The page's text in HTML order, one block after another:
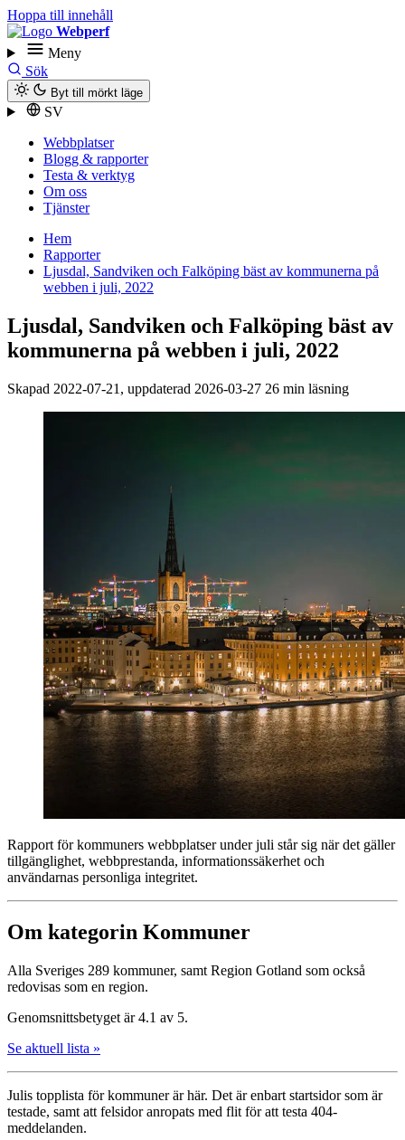
Hoppa till innehåll
Webperf
Meny
Sök
Byt till mörkt läge
SV
Webbplatser
Blogg & rapporter
Testa & verktyg
Om oss
Tjänster
Hem
Rapporter
Ljusdal, Sandviken och Falköping bäst av kommunerna på
webben i juli, 2022
Ljusdal, Sandviken och Falköping bäst av
kommunerna på webben i juli, 2022
Skapad 2022-07-21 , uppdaterad 2026-03-27 26 min läsning
Rapport för kommuners webbplatser under juli står sig när det gäller
tillgänglighet, webbprestanda, informationssäkerhet och
användarnas personliga integritet.
Om kategorin Kommuner
Alla Sveriges 289 kommuner, samt Region Gotland som också
redovisas som en region.
Genomsnittsbetyget är 4.1 av 5.
Se aktuell lista »
Julis topplista för kommuner är här. Det är enbart startsidor som är
testade, samt att felsidor anropats med flit för att testa 404-
meddelanden.